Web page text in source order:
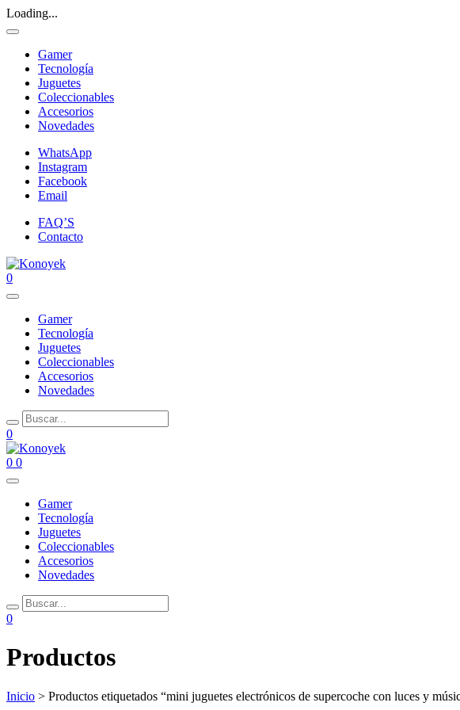
Loading...
Gamer
Tecnología
Juguetes
Coleccionables
Accesorios
Novedades
WhatsApp
Instagram
Facebook
Email
FAQ’S
Contacto
0
Gamer
Tecnología
Juguetes
Coleccionables
Accesorios
Novedades
0
0 0
Gamer
Tecnología
Juguetes
Coleccionables
Accesorios
Novedades
0
Productos
Inicio > Productos etiquetados “mini juguetes electrónicos de supercoche con luces y